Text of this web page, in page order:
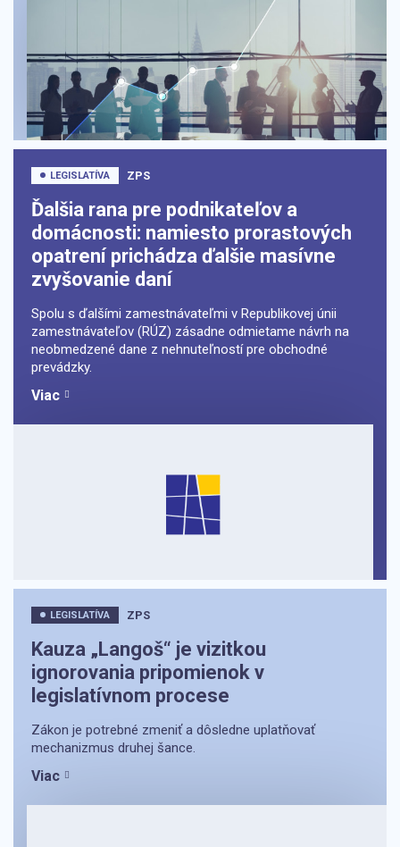
LEGISLATÍVA ZPS
Ďalšia rana pre podnikateľov a
domácnosti: namiesto prorastových
opatrení prichádza ďalšie masívne
zvyšovanie daní
Spolu s ďalšími zamestnávateľmi v Republikovej únii
zamestnávateľov (RÚZ) zásadne odmietame návrh na
neobmedzené dane z nehnuteľností pre obchodné
prevádzky.
Viac
LEGISLATÍVA ZPS
Kauza „Langoš“ je vizitkou
ignorovania pripomienok v
legislatívnom procese
Zákon je potrebné zmeniť a dôsledne uplatňovať
mechanizmus druhej šance.
Viac